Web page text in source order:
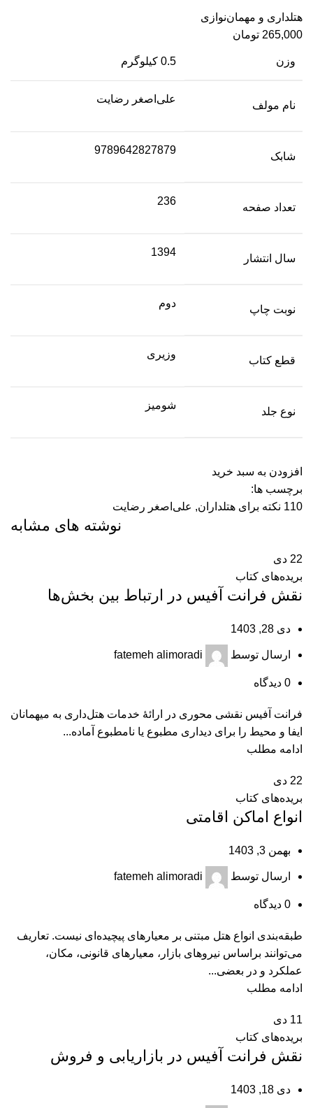
هتلداری و مهمان‌نوازی
265,000 تومان
وزن 0.5 کیلوگرم
نام مولف
علی‌اصغر رضایت
شابک
9789642827879
تعداد صفحه
236
سال انتشار
1394
نوبت چاپ
دوم
قطع کتاب
وزیری
نوع جلد
شومیز
افزودن به سبد خرید
برچسب ها:
110 نکته برای هتلداران
, علی‌اصغر رضایت
نوشته های مشابه
22 دی
بریده‌های کتاب
نقش فرانت آفیس در ارتباط بین بخش‌ها
دی 28, 1403
ارسال توسط fatemeh alimoradi
0 دیدگاه
فرانت آفیس نقشی محوری در ارائۀ خدمات هتل‌داری به میهمانان
ایفا و محیط را برای دیداری مطبوع یا نامطبوع آماده...
ادامه مطلب
22 دی
بریده‌های کتاب
انواع اماکن اقامتی
بهمن 3, 1403
ارسال توسط fatemeh alimoradi
0 دیدگاه
طبقه‌بندی انواع هتل مبتنی بر معیارهای پیچیده‌ای نیست. تعاریف
می‌توانند براساس نیروهای بازار، معیارهای قانونی، مکان،
عملکرد و در بعضی...
ادامه مطلب
11 دی
بریده‌های کتاب
نقش فرانت آفیس در بازاریابی و فروش
دی 18, 1403